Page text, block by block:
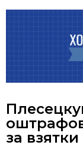
за